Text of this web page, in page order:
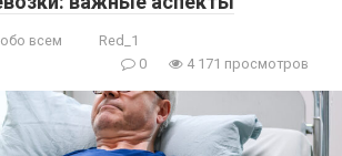
всем
Red_1
0
4 171 просмотров